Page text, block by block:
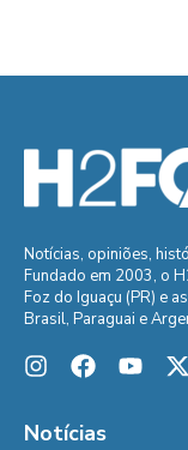
Notícias, opiniões,
Fundado em 2003, o
Foz do Iguaçu (PR) e
Brasil, Paraguai e
Notícias